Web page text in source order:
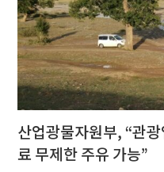
산업광물자원부, “관
료 무제한 주유 가능”